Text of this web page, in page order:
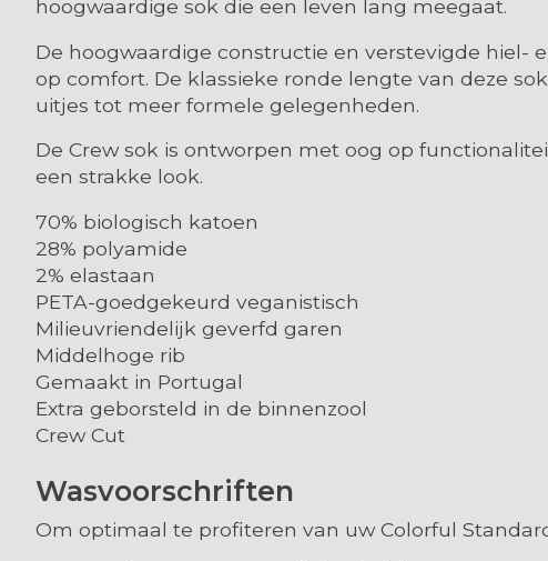
hoogwaardige sok die een leven lang meegaat.
De hoogwaardige constructie en verstevigde hiel-
op comfort. De klassieke ronde lengte van deze
uitjes tot meer formele gelegenheden.
De Crew sok is ontworpen met oog op
een strakke look.
70% biologisch katoen
28% polyamide
2% elastaan
PETA-goedgekeurd veganistisch
Milieuvriendelijk geverfd garen
Middelhoge rib
Gemaakt in Portugal
Extra geborsteld in de binnenzool
Crew Cut
Wasvoorschriften
Om optimaal te profiteren van uw Colorful